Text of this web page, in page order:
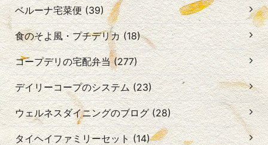
ベルーナ宅菜便 (39)
食のそよ風・プチデリカ (18)
コープデリの宅配弁当 (277)
デイリーコープのシステム (23)
ウェルネスダイニングのブログ (28)
タイヘイファミリーセット (14)